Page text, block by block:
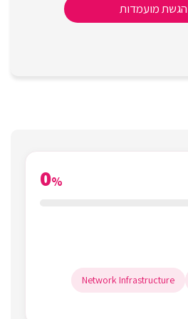
הגשת מועמדות
0%
Network Infrastructure